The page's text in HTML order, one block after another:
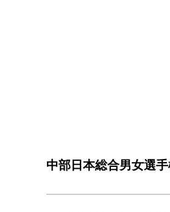
中部日本総合男女選